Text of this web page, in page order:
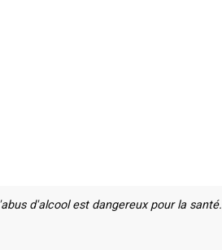
d'alcool est dangereux pour la santé.